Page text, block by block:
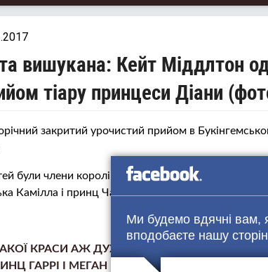
Ми будемо вдячні вам,
вподобаєте нашу
вишукана: Кейт Міддлтон
тіару принцеси Діани
закритий урочистий прийом в
були члени королівської сім’ї, зокрема, Кейт
Камілла і принц Чарльз.
КРАСИ АЖ ДУХ ПЕРЕХОПЛЮЄ: ПОКАЗАЛИ
ГАРРІ І МЕГАН МАРКЛ (ФОТО)